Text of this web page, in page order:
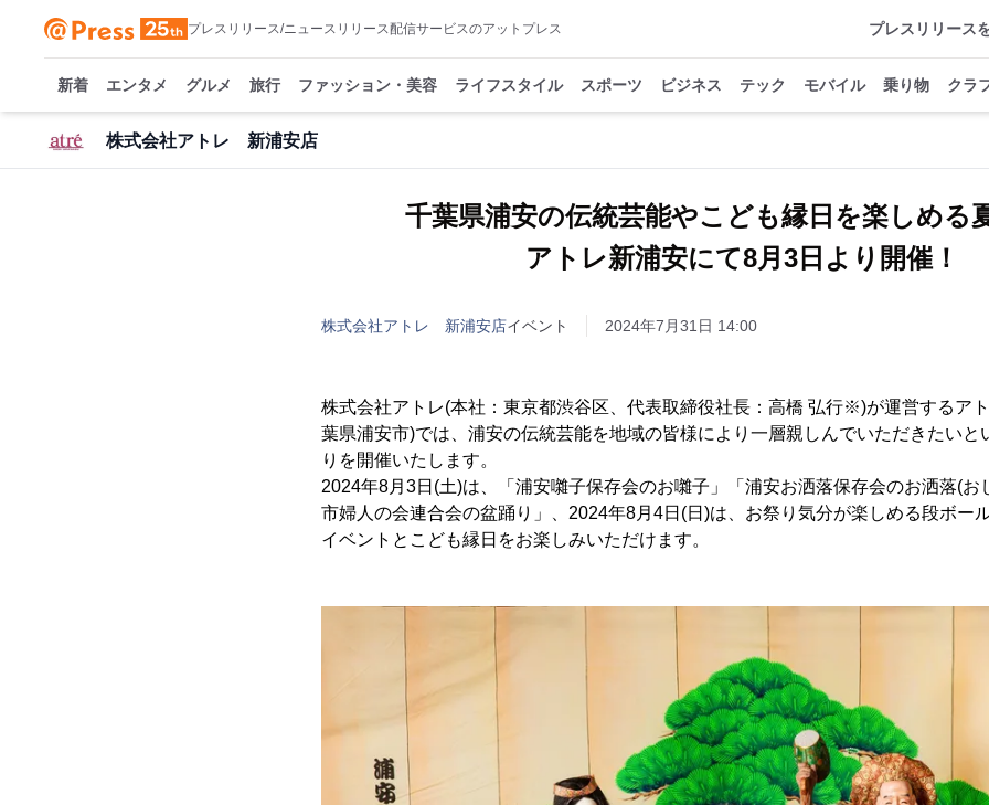
プレスリリース/ニュースリリース配信サービスのアットプレス プレスリリース
新着 エンタメ グルメ 旅行 ファッション・美容 ライフスタイル スポーツ ビジネス テック モバイル 乗り物 クラ
株式会社アトレ 新浦安店
千葉県浦安の伝統芸能やこども縁日を楽しめ
アトレ新浦安にて8月3日より開催！
株式会社アトレ 新浦安店イベント 2024年7月31日 14:00
株式会社アトレ(本社：東京都渋谷区、代表取締役社長：高橋 弘行※)が運営するア
葉県浦安市)では、浦安の伝統芸能を地域の皆様により一層親しんでいただきたいと
りを開催いたします。
2024年8月3日(土)は、「浦安囃子保存会のお囃子」「浦安お洒落保存会のお洒落(お
市婦人の会連合会の盆踊り」、2024年8月4日(日)は、お祭り気分が楽しめる段ボー
イベントとこども縁日をお楽しみいただけます。